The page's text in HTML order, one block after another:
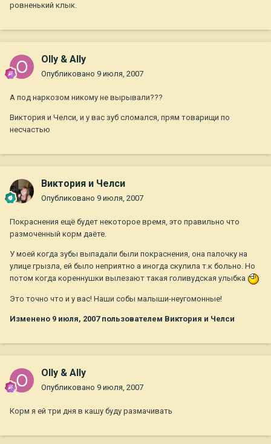
ровненький клык.
Olly & Ally
Опубликовано 9 июля, 2007
А под наркозом никому не вырывали???
Виктория и Челси, и у вас зуб сломался, прям товарищи по
несчастью
Виктория и Челси
Опубликовано 9 июля, 2007
Покраснения ещё будет некоторое время, это правильно что
размоченный корм даёте.
У моей когда зубы выпадали были покраснения, она палочку на
улице грызла, ей было неприятно а иногда скулила т.к больно. Но
потом когда кореннушки вылезают такая голивудская улыбка
Это точно что и у вас! Наши собы малыши-неугомонные!
Изменено 9 июля, 2007пользователем Виктория и Челси
Olly & Ally
Опубликовано 9 июля, 2007
Корм я ей три дня в кашу буду размачивать